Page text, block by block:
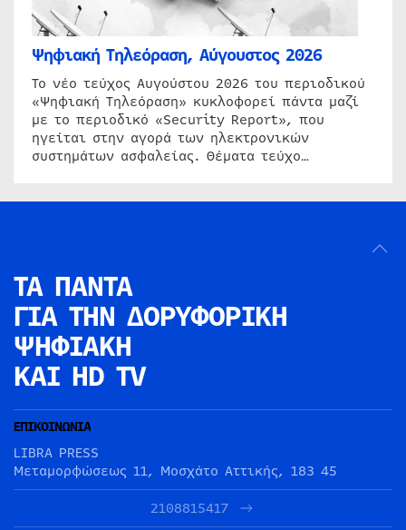
Ψηφιακή Τηλεόραση, Αύγουστος 2026
Το νέο τεύχος Αυγούστου 2026 του περιοδικού
«Ψηφιακή Τηλεόραση» κυκλοφορεί πάντα μαζί
με το περιοδικό «Security Report», που
ηγείται στην αγορά των ηλεκτρονικών
συστημάτων ασφαλείας. Θέματα τεύχο…
ΤΑ ΠΑΝΤΑ
ΓΙΑ ΤΗΝ ΔΟΡΥΦΟΡΙΚΗ
ΨΗΦΙΑΚΗ
ΚΑΙ HD TV
ΕΠΙΚΟΙΝΩΝΙΑ
LIBRA PRESS
Μεταμορφώσεως 11, Μοσχάτο Αττικής, 183 45
2108815417